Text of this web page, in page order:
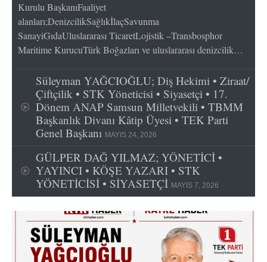
Kurulu BaşkanıFaaliyet
alanları;DenizcilikSağlıkİlaçSavunma
SanayiGıdaUluslararası TicaretLojistik –Transbosphor
Maritime KurucuTürk Boğazları ve uluslararası denizcilik…
Süleyman YAĞCIOĞLU; Diş Hekimi • Ziraat/
Çiftçilik • STK Yöneticisi • Siyasetçi • 17.
Dönem ANAP Samsun Milletvekili • TBMM
Başkanlık Divanı Kâtip Üyesi • TEK Parti
Genel Başkanı MAYIS 24, 2026
GÜLPER DAĞ YILMAZ; YÖNETİCİ •
YAYINCI • KÖŞE YAZARI • STK
YÖNETİCİSİ • SİYASETÇİ MAYIS 7, 2026